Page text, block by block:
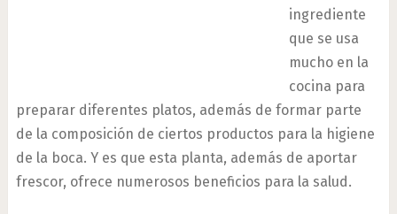
ingrediente
que se usa
mucho en la
cocina para
preparar diferentes platos, además de formar parte
de la composición de ciertos productos para la higiene
de la boca. Y es que esta planta, además de aportar
frescor, ofrece numerosos beneficios para la salud.